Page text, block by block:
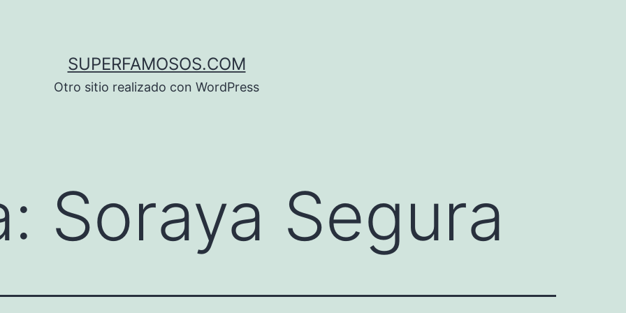
SUPERFAMOSOS.COM
Otro sitio realizado con WordPress
Soraya Segura